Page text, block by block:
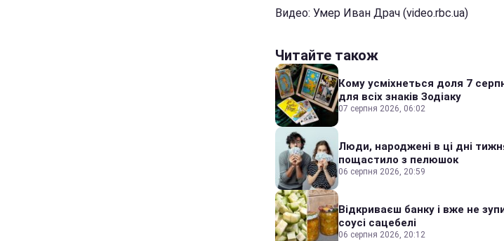
Видео: Умер Иван Драч (video.rbc.ua)
Читайте також
Кому усміхнеться доля 7
для всіх знаків Зодіаку
07 серпня 2026, 06:02
Люди, народжені в ці дні
пощастило з пелюшок
06 серпня 2026, 20:59
Відкриваєш банку і вже не
соусі сацебелі
06 серпня 2026, 20:12